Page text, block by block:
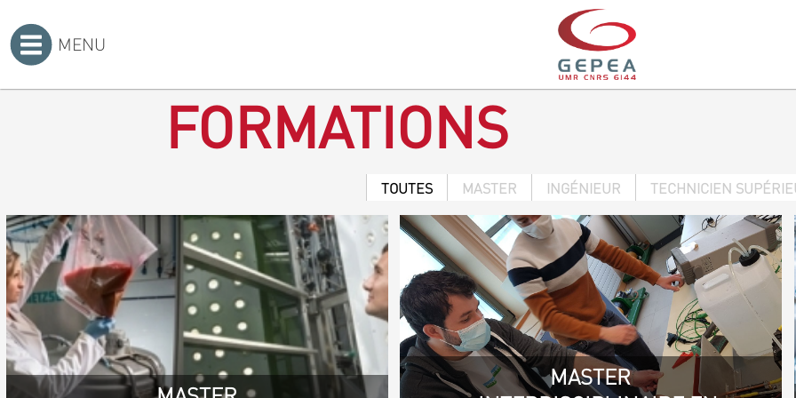
MENU
FORMATIONS
TOUTES MASTER INGÉNIEUR TECHNICIEN
MASTER